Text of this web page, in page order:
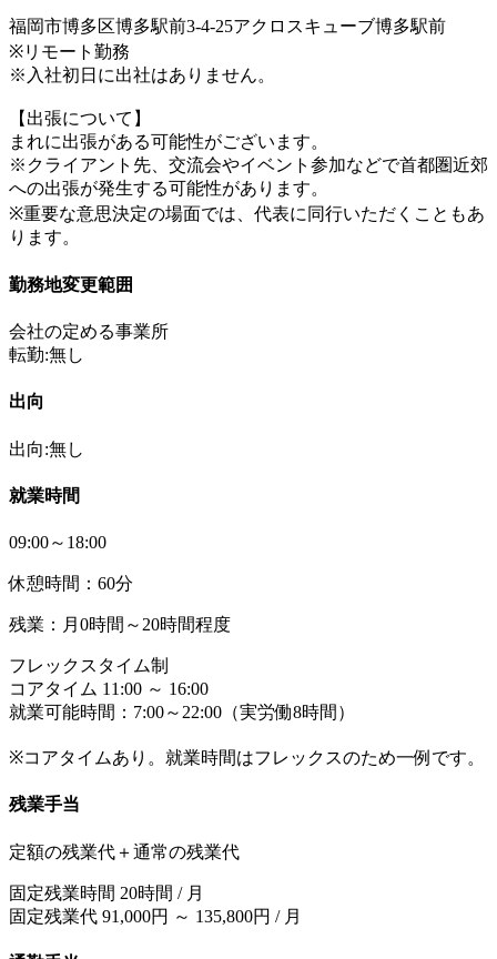
福岡市博多区博多駅前3-4-25アクロスキューブ博多駅前
※リモート勤務
※入社初日に出社はありません。
【出張について】
まれに出張がある可能性がございます。
※クライアント先、交流会やイベント参加などで首都圏近郊
への出張が発生する可能性があります。
※重要な意思決定の場面では、代表に同行いただくこともあ
ります。
勤務地変更範囲
会社の定める事業所
転勤:無し
出向
出向:無し
就業時間
09:00～18:00
休憩時間：60分
残業：月0時間～20時間程度
フレックスタイム制
コアタイム 11:00 ～ 16:00
就業可能時間：7:00～22:00（実労働8時間）
※コアタイムあり。就業時間はフレックスのため一例です。
残業手当
定額の残業代＋通常の残業代
固定残業時間 20時間 / 月
固定残業代 91,000円 ～ 135,800円 / 月